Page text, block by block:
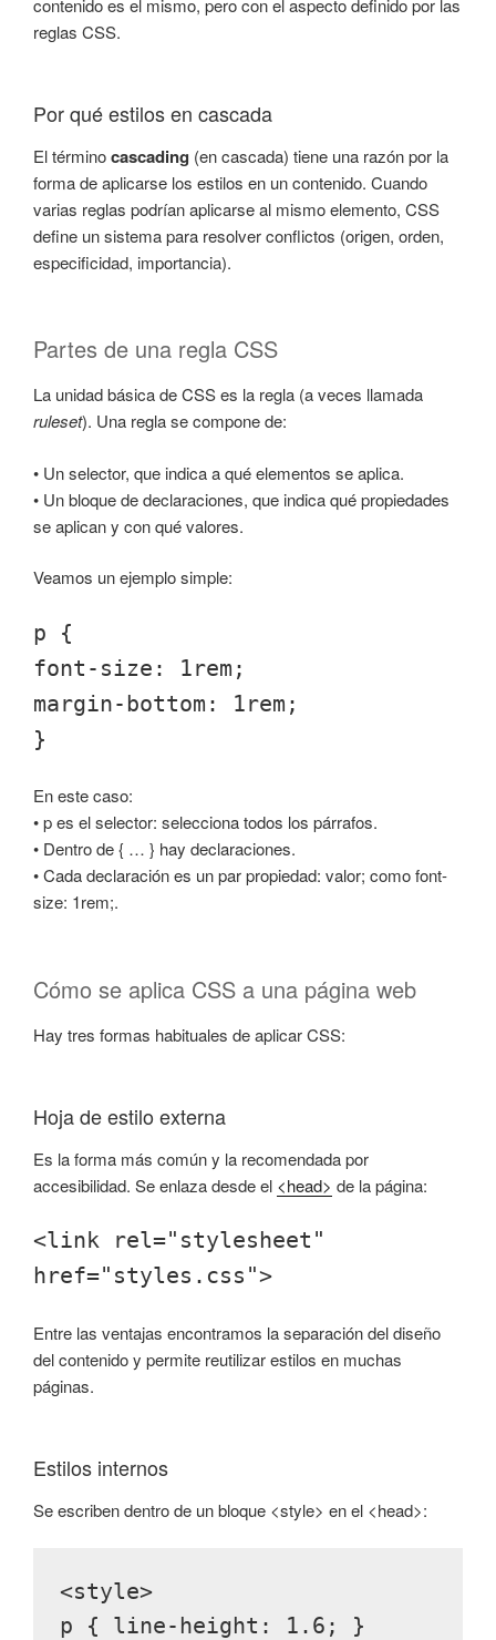
reglas CSS.
Por qué estilos en cascada
El términocascading (en cascada) tiene una razón por la
forma de aplicarse los estilos en un contenido. Cuando
varias reglas podrían aplicarse al mismo elemento, CSS
define un sistema para resolver conflictos (origen, orden,
especificidad, importancia).
Partes de una regla CSS
La unidad básica de CSS es la regla (a veces llamada
ruleset). Una regla se compone de:
• Un selector, que indica a qué elementos se aplica.
• Un bloque de declaraciones, que indica qué propiedades
se aplican y con qué valores.
Veamos un ejemplo simple:
p {
font-size: 1rem;
margin-bottom: 1rem;
}
En este caso:
• p es el selector: selecciona todos los párrafos.
• Dentro de { … } hay declaraciones.
• Cada declaración es un par propiedad: valor; como font-
size: 1rem;.
Cómo se aplica CSS a una página web
Hay tres formas habituales de aplicar CSS:
Hoja de estilo externa
Es la forma más común y la recomendada por
accesibilidad. Se enlaza desde el <head> de la página:
<link rel="stylesheet"
href="styles.css">
Entre las ventajas encontramos la separación del diseño
del contenido y permite reutilizar estilos en muchas
páginas.
Estilos internos
Se escriben dentro de un bloque <style> en el <head>:
<style>
p { line-height: 1.6; }